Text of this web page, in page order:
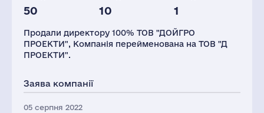
50 10 1
2021
45
Продали директору 100% ТОВ "ДОЙГРО
ПРОЕКТИ", Компанія перейменована на ТОВ "Д
ПРОЕКТИ".
Заява компанії
05 серпня 2022